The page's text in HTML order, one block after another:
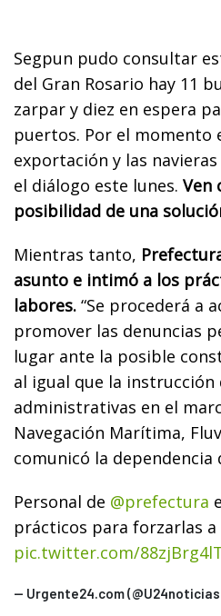
Segpun pudo consultar
del Gran Rosario hay 11
zarpar y diez en espera
puertos. Por el momento
exportación y las
el diálogo este lunes. Ven
posibilidad de una
Mientras tanto,
asunto e intimó a los
labores. “Se procederá a
promover las denuncias
lugar ante la posible
al igual que la instrucción
administrativas en el
Navegación Marítima,
comunicó la dependencia
Personal de @prefectura
prácticos para forzarlas
pic.twitter.com/
— Urgente24.com